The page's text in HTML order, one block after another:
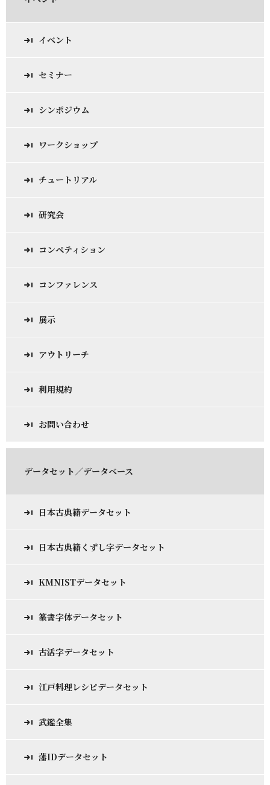
イベント
セミナー
シンポジウム
ワークショップ
チュートリアル
研究会
コンペティション
コンファレンス
展示
アウトリーチ
利用規約
お問い合わせ
データセット／データベース
日本古典籍データセット
日本古典籍くずし字データセット
KMNISTデータセット
篆書字体データセット
古活字データセット
江戸料理レシピデータセット
武鑑全集
藩IDデータセット